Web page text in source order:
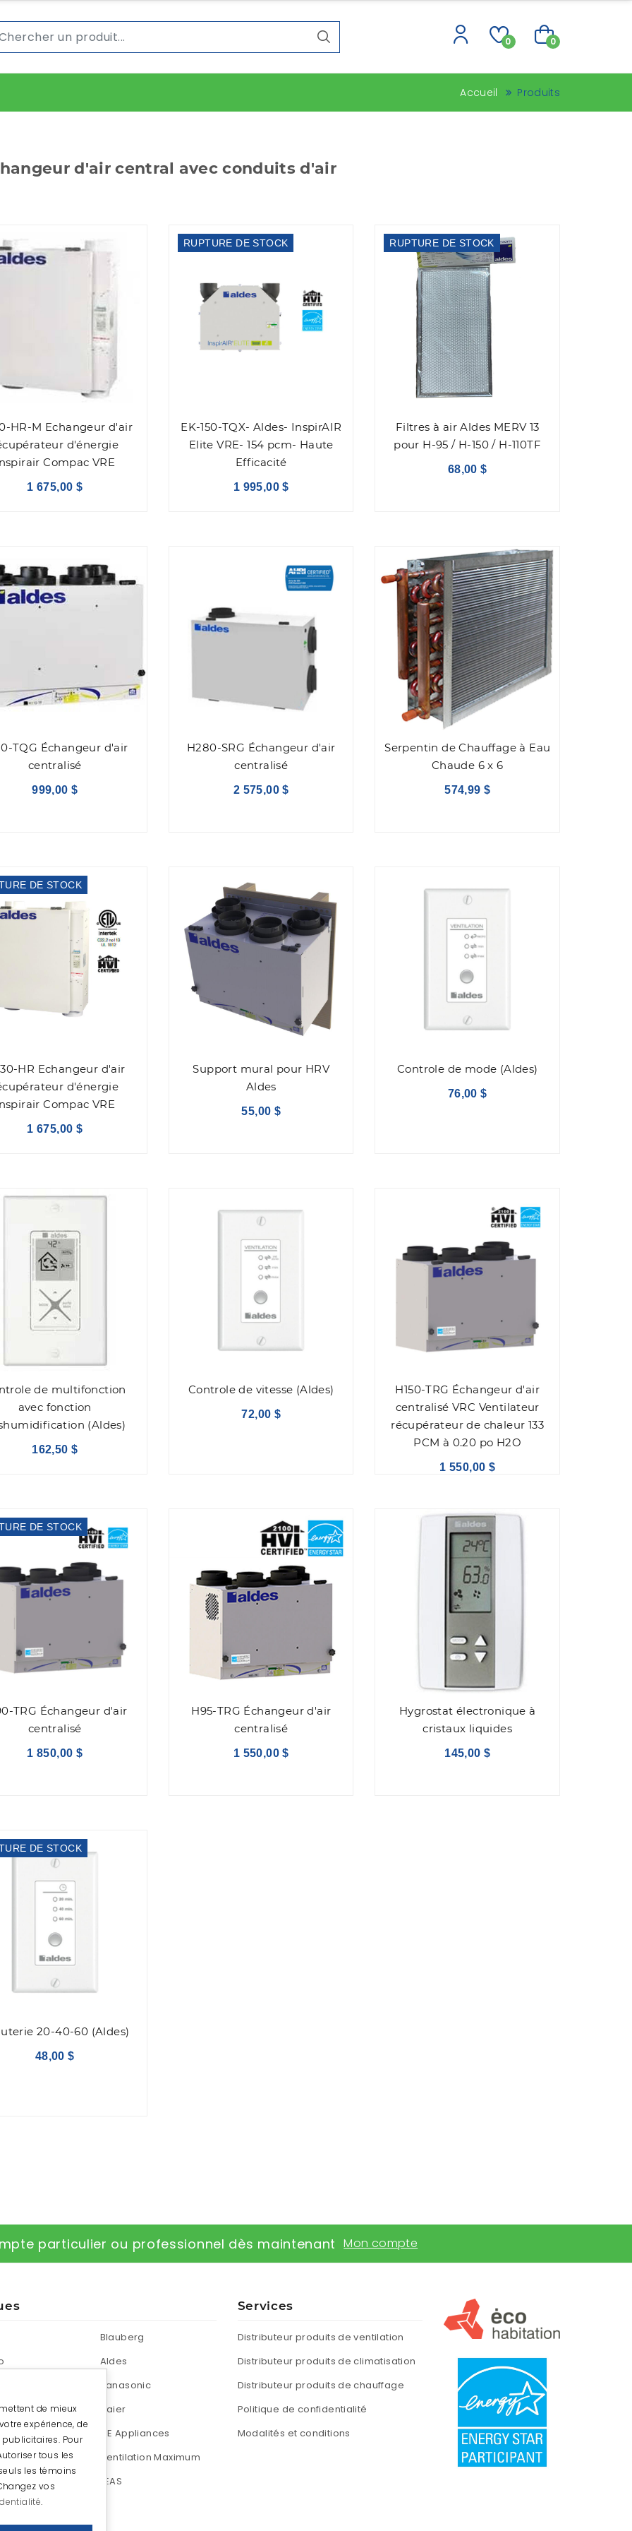
0 0
Accueil Produits
d'air central avec conduits d'air
HR-M Echangeur d'air
d'énergie
Compac VRE
1 675,00 $
RUPTURE DE STOCK
EK-150-TQX- Aldes- InspirAIR
Elite VRE- 154 pcm- Haute
Efficacité
1 995,00 $
RUPTURE DE STOCK
Filtres à air Aldes MERV 13
pour H-95 / H-150 / H-110TF
68,00 $
TQG Échangeur d'air
centralisé
999,00 $
H280-SRG Échangeur d'air
centralisé
2 575,00 $
Serpentin de Chauffage à Eau
Chaude 6 x 6
574,99 $
DE STOCK
HR Echangeur d'air
d'énergie
Compac VRE
1 675,00 $
Support mural pour HRV
Aldes
55,00 $
Controle de mode (Aldes)
76,00 $
de multifonction
avec fonction
(Aldes)
162,50 $
Controle de vitesse (Aldes)
72,00 $
H150-TRG Échangeur d'air
centralisé VRC Ventilateur
récupérateur de chaleur 133
PCM à 0.20 po H2O
1 550,00 $
DE STOCK
TRG Échangeur d'air
centralisé
1 850,00 $
H95-TRG Échangeur d'air
centralisé
1 550,00 $
Hygrostat électronique à
cristaux liquides
145,00 $
DE STOCK
20-40-60 (Aldes)
48,00 $
particulier ou professionnel dès maintenant Mon compte
Blauberg
Aldes
Panasonic
Haier
GE Appliances
Ventilation Maximum
FEAS
Services
Distributeur produits de ventilation
Distributeur produits de climatisation
Distributeur produits de chauffage
Politique de confidentialité
Modalités et conditions
de mieux
expérience, de
Pour
tous les
les témoins
vos
.